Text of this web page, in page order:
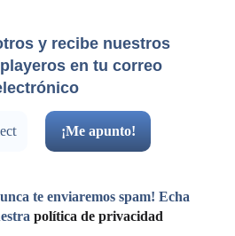
y recibe nuestros
en tu correo
te enviaremos spam! Echa
política de privacidad